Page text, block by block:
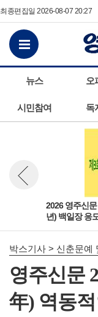
최종편집일 2026-08-07 20:27
뉴스 오
시민참여 독
전체메뉴보기
2026 영주신
년) 백일장 응
뉴스 이전보기
박스기사 > 신춘문예
영주신문
年) 역동